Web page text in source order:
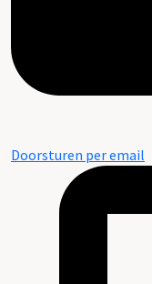
Doorsturen per email